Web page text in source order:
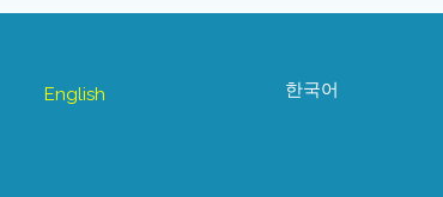
English 한국어